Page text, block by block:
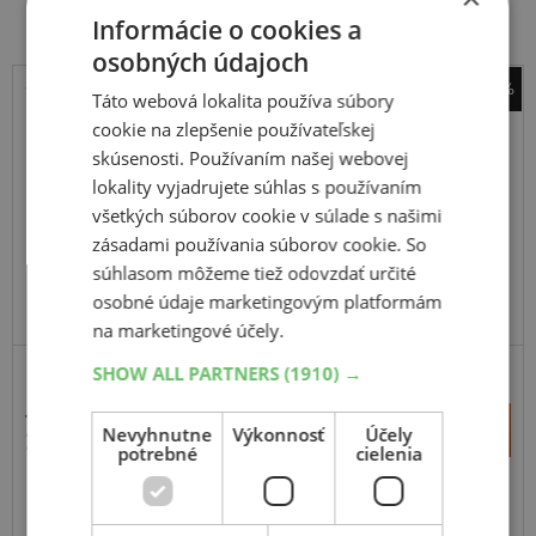
-47%
Pirelli
Scorpion Verde
265 45 R20
104Y
MO
SUV-SILNIČNÉ
ODPORÚČAME
436,65 €
233,00 €
+
–
SKLADOM Expedujeme do 3-8 prac. dní
Na predajni v Bratislave do 3-8 prac. dní.
Informácie o cookies a
osobných údajoch
Táto webová lokalita používa súbory
cookie na zlepšenie používateľskej
skúsenosti. Používaním našej webovej
lokality vyjadrujete súhlas s používaním
všetkých súborov cookie v súlade s našimi
zásadami používania súborov cookie. So
súhlasom môžeme tiež odovzdať určité
osobné údaje marketingovým platformám
na marketingové účely.
SHOW ALL PARTNERS(1910) →
Nevyhnutne
potrebné
Výkonnosť
Účely
cielenia